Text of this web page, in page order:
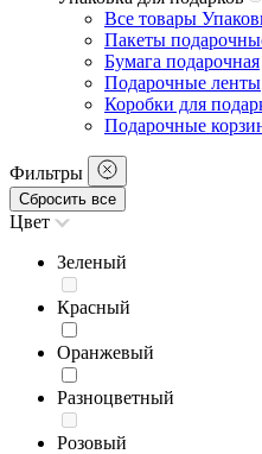
Все товары
Пакеты
Бумага подарочная
Подарочные ленты
Коробки для
Подарочные
Фильтры
Сбросить все
Цвет
Зеленый
Красный
Оранжевый
Разноцветный
Розовый